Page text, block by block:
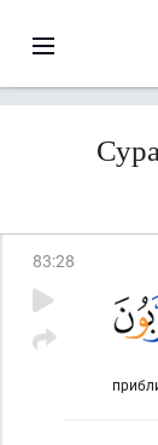
83:28